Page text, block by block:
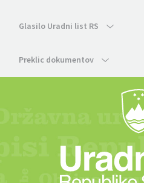
Glasilo Uradni list RS
Preklic dokumentov